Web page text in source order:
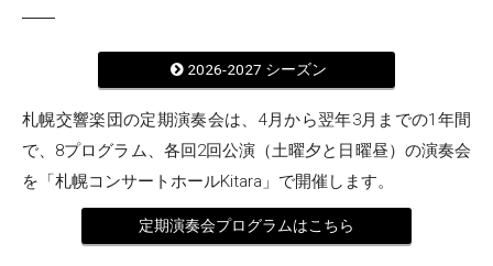
2026-2027 シーズン
札幌交響楽団の定期演奏会は、4月から翌年3月までの1年間
で、8プログラム、各回2回公演（土曜夕と日曜昼）の演奏会
を「札幌コンサートホールKitara」で開催します。
定期演奏会プログラムはこちら